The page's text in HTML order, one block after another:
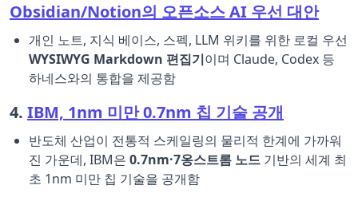
Obsidian/Notion의 오픈소스 AI 우선 대안
개인 노트, 지식 베이스, 스펙, LLM 위키를 위한 로컬 우선
WYSIWYG Markdown 편집기이며 Claude, Codex 등
하네스와의 통합을 제공함
4. IBM, 1nm 미만 0.7nm 칩 기술 공개
반도체 산업이 전통적 스케일링의 물리적 한계에 가까워
진 가운데, IBM은 0.7nm·7옹스트롬 노드 기반의 세계 최
초 1nm 미만 칩 기술을 공개함